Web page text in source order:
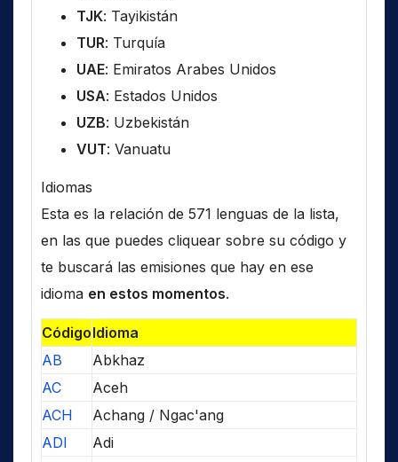
TJK: Tayikistán
TUR: Turquía
UAE: Emiratos Arabes Unidos
USA: Estados Unidos
UZB: Uzbekistán
VUT: Vanuatu
Idiomas
Esta es la relación de 571 lenguas de la lista,
en las que puedes cliquear sobre su código y
te buscará las emisiones que hay en ese
idioma en estos momentos.
CódigoIdioma
AB
Abkhaz
AC
Aceh
ACH
Achang / Ngac'ang
ADI
Adi